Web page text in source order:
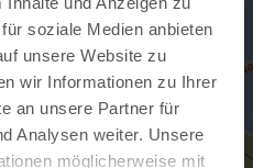
soziale Medien anbieten
unsere Website zu
wir Informationen zu Ihrer
an unsere Partner für
Analysen weiter. Unsere
möglicherweise mit